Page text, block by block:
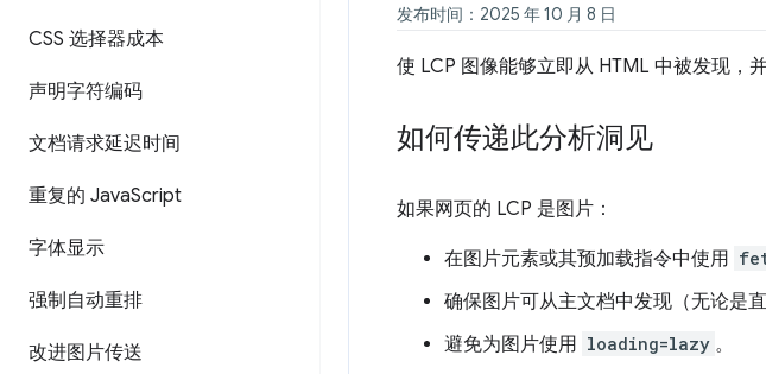
CSS 选择器成本
声明字符编码
文档请求延迟时间
重复的 JavaScript
字体显示
强制自动重排
改进图片传送
发布时间：2025 年 10 月 8 日
使 LCP 图像能够立即从 HTML 中被发现，
如何传递此分析洞见
如果网页的 LCP 是图片：
在图片元素或其预加载指令中使用
确保图片可从主文档中发现（无论是
避免为图片使用 loading=lazy 。